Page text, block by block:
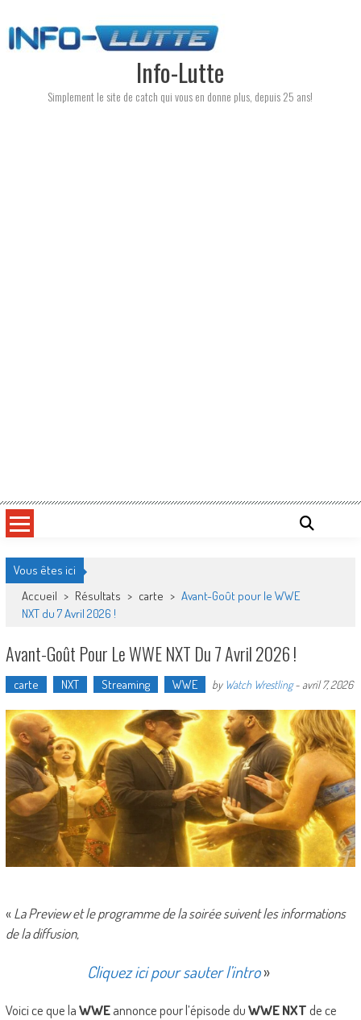
to
content
Info-Lutte
Simplement le site de catch qui vous en donne plus, depuis 25 ans!
Vous êtes ici
Accueil > Résultats > carte > Avant-Goût pour le WWE
NXT du 7 Avril 2026 !
Avant-Goût Pour Le WWE NXT Du 7 Avril 2026 !
carte NXT Streaming WWE by Watch Wrestling- avril 7, 2026
«La Preview et le programme de la soirée suivent les informations
de la diffusion,
Cliquez ici pour sauter l’intro»
Voici ce que laWWEannonce pour l’épisode duWWE NXTde ce